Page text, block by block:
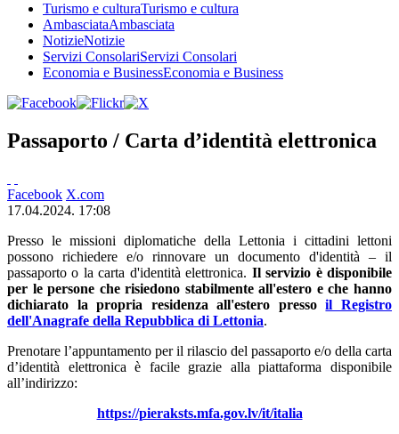
Turismo e culturaTurismo e cultura
AmbasciataAmbasciata
NotizieNotizie
Servizi ConsolariServizi Consolari
Economia e BusinessEconomia e Business
Passaporto / Carta d’identità elettronica
Facebook X.com
17.04.2024. 17:08
Presso le missioni diplomatiche della Lettonia i cittadini lettoni
possono richiedere e/o rinnovare un documento d'identità – il
passaporto o la carta d'identità elettronica. Il servizio è disponibile
per le persone che risiedono stabilmente all'estero e che hanno
dichiarato la propria residenza all'estero pressoil Registro
dell'Anagrafe della Repubblica di Lettonia.
Prenotare l’appuntamento per il rilascio del passaporto e/o della carta
d’identità elettronica è facile grazie alla piattaforma disponibile
all’indirizzo:
https://pieraksts.mfa.gov.lv/it/italia